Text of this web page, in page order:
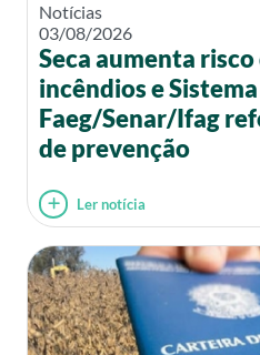
Notícias
03/08/2026
Seca aumenta risco
incêndios e Sistema
Faeg/Senar/Ifag
de prevenção
Ler notícia